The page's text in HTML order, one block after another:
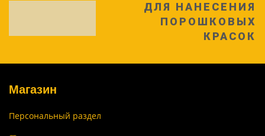
ДЛЯ НАНЕСЕНИЯ
ПОРОШКОВЫХ
КРАСОК
Магазин
Персональный раздел